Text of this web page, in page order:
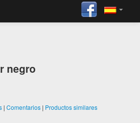
negro
| Comentarios | Productos similares